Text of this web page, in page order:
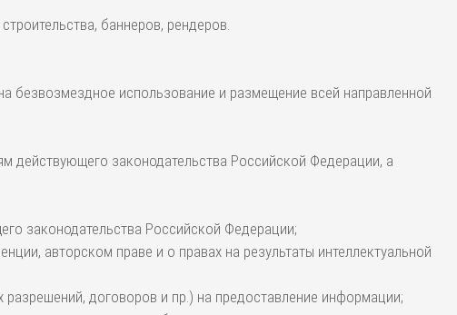
баннеров, рендеров.
безвозмездное использование и размещение всей направленной
действующего законодательства Российской Федерации, а
законодательства Российской Федерации;
авторском праве и о правах на результаты интеллектуальной
договоров и пр.) на предоставление информации;